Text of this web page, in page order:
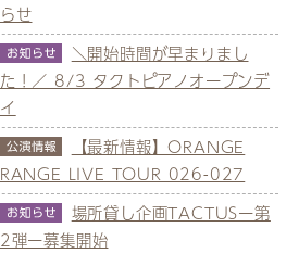
らせ
＼開始時間が早まりまし
た！／ 8/3 タクトピアノオープンデ
イ
【最新情報】ORANGE
RANGE LIVE TOUR 026-027
場所貸し企画TACTUSー第
2弾ー募集開始